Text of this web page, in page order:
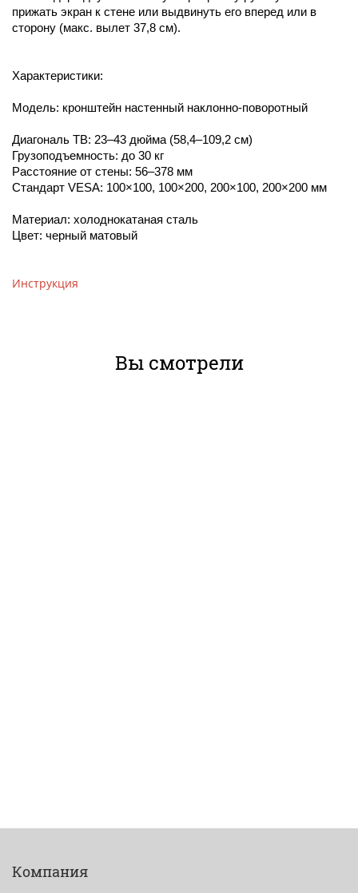
прижать экран к стене или выдвинуть его вперед или в
сторону (макс. вылет 37,8 см).
Характеристики:
Модель: кронштейн настенный наклонно-поворотный
Диагональ ТВ: 23–43 дюйма (58,4–109,2 см)
Грузоподъемность: до 30 кг
Расстояние от стены: 56–378 мм
Стандарт VESA: 100×100, 100×200, 200×100, 200×200 мм
Материал: холоднокатаная сталь
Цвет: черный матовый
Инструкция
Вы смотрели
Компания